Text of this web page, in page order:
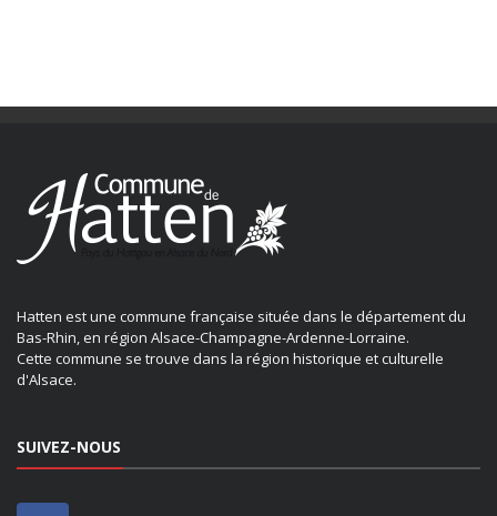
Hatten est une commune française située dans le département du
Bas-Rhin, en région Alsace-Champagne-Ardenne-Lorraine.
Cette commune se trouve dans la région historique et culturelle
d'Alsace.
SUIVEZ-NOUS